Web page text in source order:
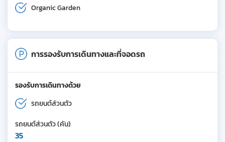
Organic Garden
การรองรับการเดินทางและที่จอดรถ
รองรับการเดินทางด้วย
รถยนต์ส่วนตัว
รถยนต์ส่วนตัว (คัน)
35